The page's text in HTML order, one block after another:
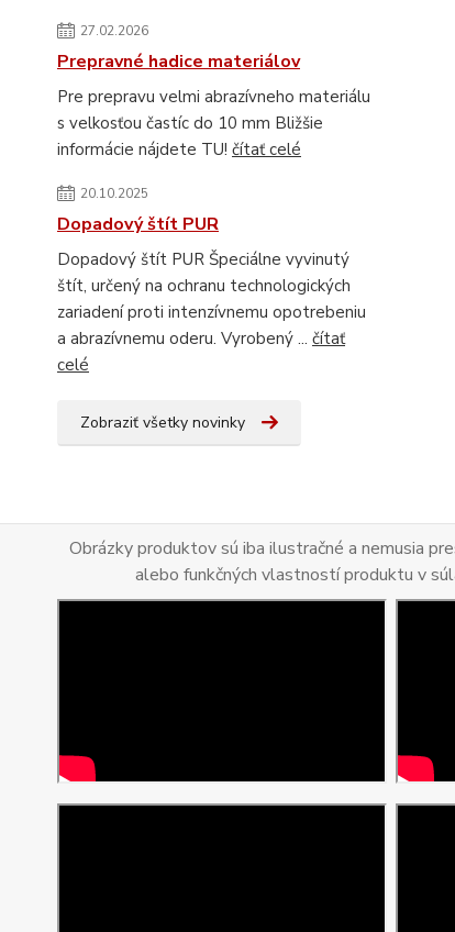
27.02.2026
Prepravné hadice materiálov
Pre prepravu velmi abrazívneho materiálu
s velkosťou častíc do 10 mm Bližšie
informácie nájdete TU! čítať celé
20.10.2025
Dopadový štít PUR
Dopadový štít PUR Špeciálne vyvinutý
štít, určený na ochranu technologických
zariadení proti intenzívnemu opotrebeniu
a abrazívnemu oderu. Vyrobený ... čítať
celé
Zobraziť všetky novinky
Obrázky produktov sú iba ilustračné a nemusia
alebo funkčných vlastností produktu v